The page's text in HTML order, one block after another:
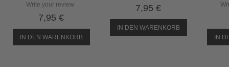
Write your review
7,95 €
IN DEN WARENKORB
7,95 €
IN DEN WARENKORB
IN